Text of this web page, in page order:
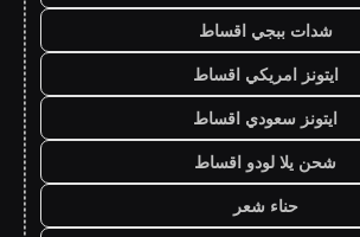
شدات ببجي اقساط
ايتونز امريكي اقساط
ايتونز سعودي اقساط
شحن يلا لودو اقساط
حناء شعر